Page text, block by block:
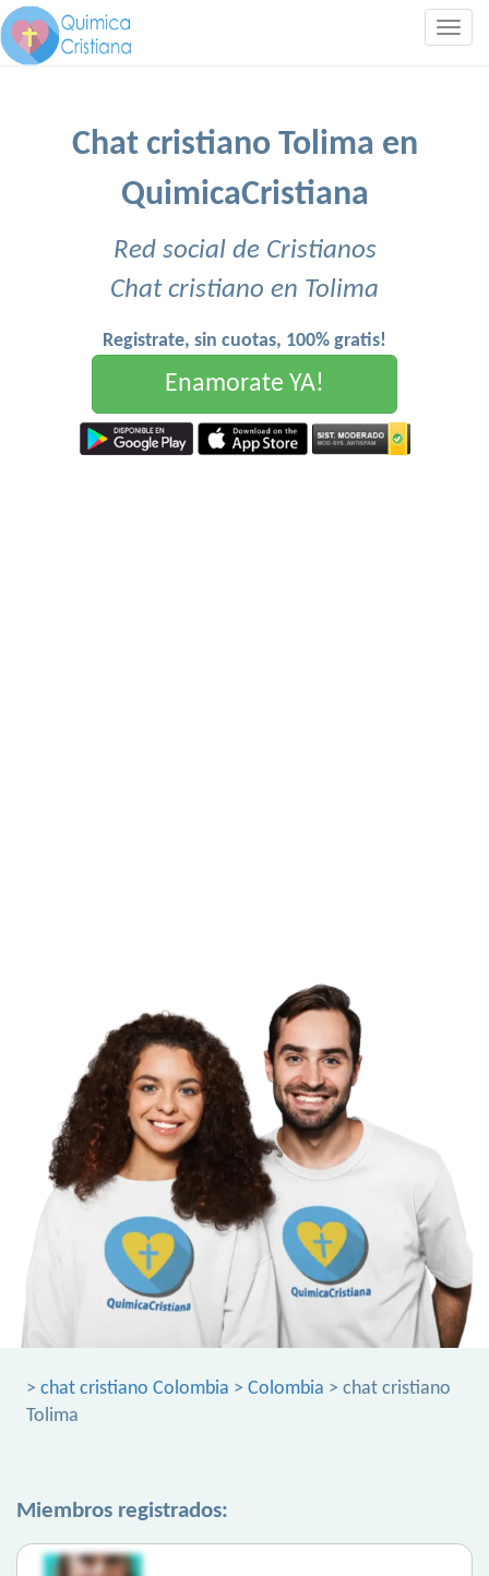
Chat cristiano Tolima en
QuimicaCristiana
Red social de Cristianos
Chat cristiano en Tolima
Registrate, sin cuotas, 100% gratis!
Enamorate YA!
> chat cristiano Colombia > Colombia > chat cristiano
Tolima
Miembros registrados: